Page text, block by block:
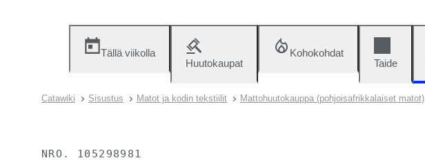
Tällä viikolla
Huutokaupat
Kohokohdat
Taide
Catawiki Sisustus Matot ja kodin tekstiilit Mattohuutokauppa (pohjoisafrikkalaiset matot)
NRO. 105298981